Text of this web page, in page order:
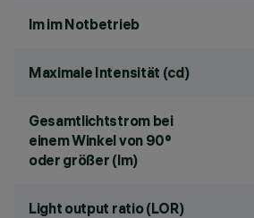
lm im Notbetrieb
Maximale Intensität (cd)
Gesamtlichtstrom bei
einem Winkel von 90°
oder größer (lm)
Light output ratio (LOR)